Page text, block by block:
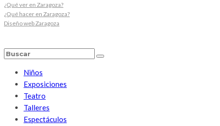
¿Qué ver en Zaragoza?
¿Qué hacer en Zaragoza?
Diseño web Zaragoza
Niños
Exposiciones
Teatro
Talleres
Espectáculos